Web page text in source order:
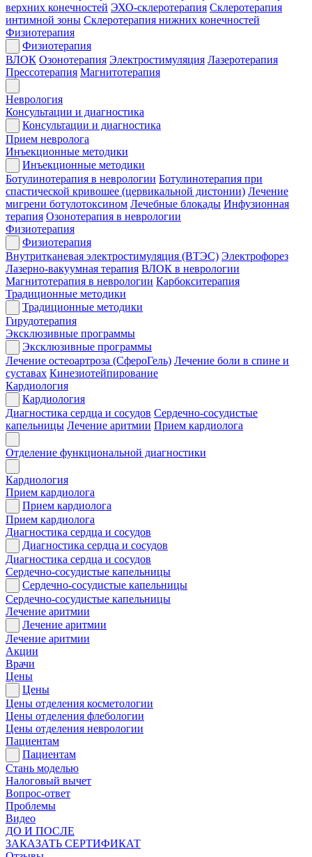
верхних конечностей ЭХО-склеротерапия Склеротерапия
интимной зоны Склеротерапия нижних конечностей
Физиотерапия
Физиотерапия
ВЛОК Озонотерапия Электростимуляция Лазеротерапия
Прессотерапия Магнитотерапия
Неврология
Консультации и диагностика
Консультации и диагностика
Прием невролога
Инъекционные методики
Инъекционные методики
Ботулинотерапия в неврологии Ботулинотерапия при
спастической кривошее (цервикальной дистонии) Лечение
мигрени ботулотоксином Лечебные блокады Инфузионная
терапия Озонотерапия в неврологии
Физиотерапия
Физиотерапия
Внутритканевая электростимуляция (ВТЭС) Электрофорез
Лазерно-вакуумная терапия ВЛОК в неврологии
Магнитотерапия в неврологии Карбокситерапия
Традиционные методики
Традиционные методики
Гирудотерапия
Эксклюзивные программы
Эксклюзивные программы
Лечение остеоартроза (СфероГель) Лечение боли в спине и
суставах Кинезиотейпирование
Кардиология
Кардиология
Диагностика сердца и сосудов Сердечно-сосудистые
капельницы Лечение аритмии Прием кардиолога
Отделение функциональной диагностики
Кардиология
Прием кардиолога
Прием кардиолога
Прием кардиолога
Диагностика сердца и сосудов
Диагностика сердца и сосудов
Диагностика сердца и сосудов
Сердечно-сосудистые капельницы
Сердечно-сосудистые капельницы
Сердечно-сосудистые капельницы
Лечение аритмии
Лечение аритмии
Лечение аритмии
Акции
Врачи
Цены
Цены
Цены отделения косметологии
Цены отделения флебологии
Цены отделения неврологии
Пациентам
Пациентам
Стань моделью
Налоговый вычет
Вопрос-ответ
Проблемы
Видео
ДО И ПОСЛЕ
ЗАКАЗАТЬ СЕРТИФИКАТ